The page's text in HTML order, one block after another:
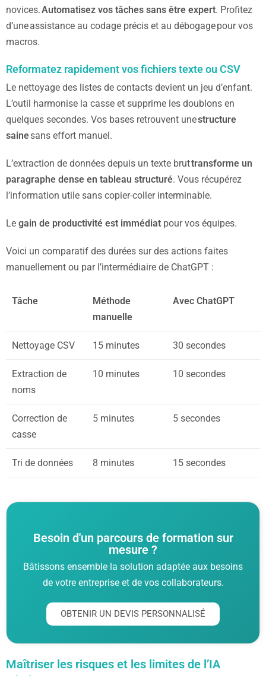
novices.Automatisez vos tâches sans être expert. Profitez
d’une assistance au codage précis et au débogage pour vos
macros.
Reformatez rapidement vos fichiers texte ou CSV
Le nettoyage des listes de contacts devient un jeu d’enfant.
L’outil harmonise la casse et supprime les doublons en
quelques secondes. Vos bases retrouvent unestructure
sainesans effort manuel.
L’extraction de données depuis un texte bruttransforme un
paragraphe dense en tableau structuré. Vous récupérez
l’information utile sans copier-coller interminable.
Le gain de productivité est immédiat pour vos équipes.
Voici un comparatif des durées sur des actions faites
manuellement ou par l’intermédiaire de ChatGPT :
Tâche
Méthode
manuelle
Avec ChatGPT
Nettoyage CSV 15 minutes 30 secondes
Extraction de
noms
10 minutes 10 secondes
Correction de
casse
5 minutes 5 secondes
Tri de données 8 minutes 15 secondes
Besoin d'un parcours de formation sur
mesure ?
Bâtissons ensemble la solution adaptée aux besoins
de votre entreprise et de vos collaborateurs.
OBTENIR UN DEVIS PERSONNALISÉ
Maîtriser les risques et les limites de l’IA